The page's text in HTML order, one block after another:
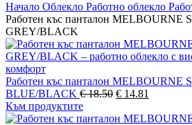
Начало Облекло Работно облекло
Работен къс панталон MELBOURNE
GREY/BLACK
Работен къс панталон MELBOURNE
BLUE/BLACK €18.50 Original
was:
€ 14.81
е:
Към продуктите